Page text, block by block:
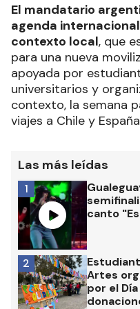
El mandatario
agenda
contexto local, que
para una nueva
apoyada por
universitarios y
contexto, la semana
viajes a Chile y
Las más leídas
canto
1
Artes
por el
2